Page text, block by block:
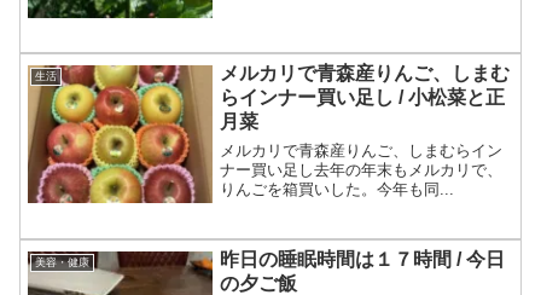
生活
メルカリで青森産りんご、しまむ
らインナー買い足し / 小松菜と正
月菜
メルカリで青森産りんご、しまむらイン
ナー買い足し去年の年末もメルカリで、
りんごを箱買いした。今年も同...
美容・健康
昨日の睡眠時間は１７時間 / 今日
の夕ご飯